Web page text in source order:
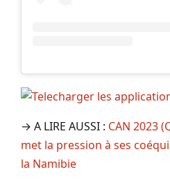
→ A LIRE AUSSI : CAN 2023
met la pression à ses
la Namibie